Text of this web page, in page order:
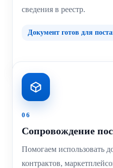
сведения в реестр.
Документ готов для
06
Сопровождение
Помогаем использовать
контрактов,